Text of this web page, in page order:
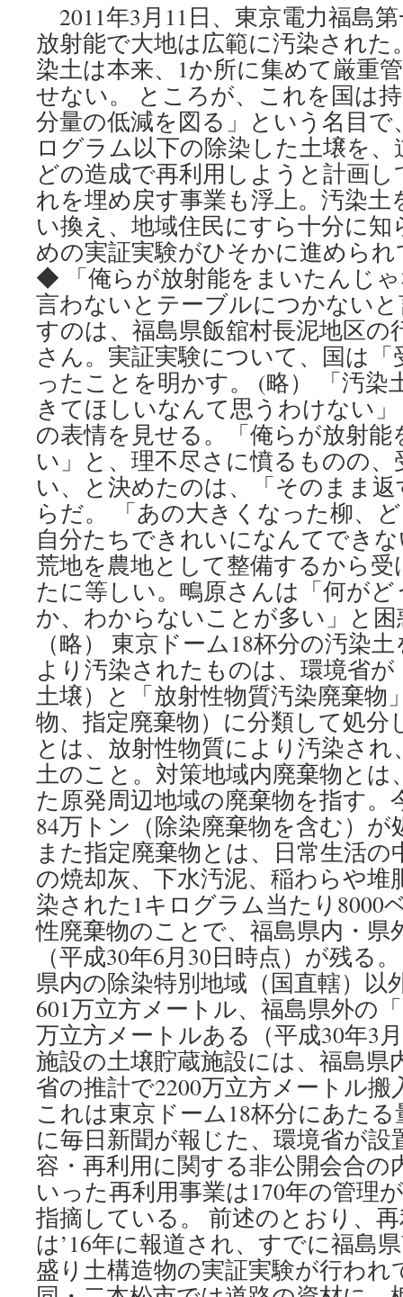
2011年3月11日、東京電力福島
放射能で大地は広範に汚染された
染土は本来、1か所に集めて厳重
せない。 ところが、これを国は
分量の低減を図る」という名目で
ログラム以下の除染した土壌を
どの造成で再利用しようと計画
れを埋め戻す事業も浮上。汚染土
い換え、地域住民にすら十分に
めの実証実験がひそかに進
◆ 「俺らが放射能をまいたんじゃ
言わないとテーブルにつかない
すのは、福島県飯舘村長泥地区の
さん。実証実験について、国は
ったことを明かす。 (略） 「汚染
きてほしいなんて思うわけない
の表情を見せる。「俺らが放射
い」と、理不尽さに憤るものの
い、と決めたのは、「そのまま
らだ。 「あの大きくなった柳、
自分たちできれいになんてでき
荒地を農地として整備するから
たに等しい。鴫原さんは「何が
か、わからないことが多い」と
（略） 東京ドーム18杯分の汚染
より汚染されたものは、環境省
土壌）と「放射性物質汚染廃棄物
物、指定廃棄物）に分類して処分
とは、放射性物質により汚染さ
土のこと。対策地域内廃棄物とは
た原発周辺地域の廃棄物を指す。
84万トン（除染廃棄物を含む）
また指定廃棄物とは、日常生活
の焼却灰、下水汚泥、稲わらや堆
染された1キログラム当たり8000
性廃棄物のことで、福島県内・県
（平成30年6月30日時点）が残る
県内の除染特別地域（国直轄）以
601万立方メートル、福島県外の
万立方メートルある（平成30年3
施設の土壌貯蔵施設には、福島県
省の推計で2200万立方メートル
これは東京ドーム18杯分にあたる
に毎日新聞が報じた、環境省が設
容・再利用に関する非公開会合の
いった再利用事業は170年の管理
指摘している。 前述のとおり、
は’16年に報道され、すでに福島
盛り土構造物の実証実験が行われ